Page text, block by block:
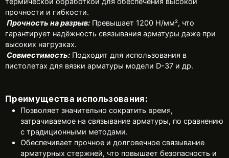
прочности и гибкости.
Прочность на разрыв: Превышает 1200 Н/мм², что
гарантирует надёжность связывания арматуры даже при
высоких нагрузках.
Совместимость: Подходит для использования в
пистолетах для вязки арматуры модели D-37 и др.
Преимущества использования:
Позволяет значительно сократить время,
затрачиваемое на связывание арматуры, по сравнению
с традиционными методами.
Обеспечивает прочное и долговечное связывание
арматурных стержней, что повышает безопасность и